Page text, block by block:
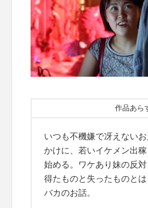
作品あら
いつも不機嫌で冴えない
かけに、若いイケメン出
始める。ワケあり妹の反対
得たものと失ったものと
バカのお話。